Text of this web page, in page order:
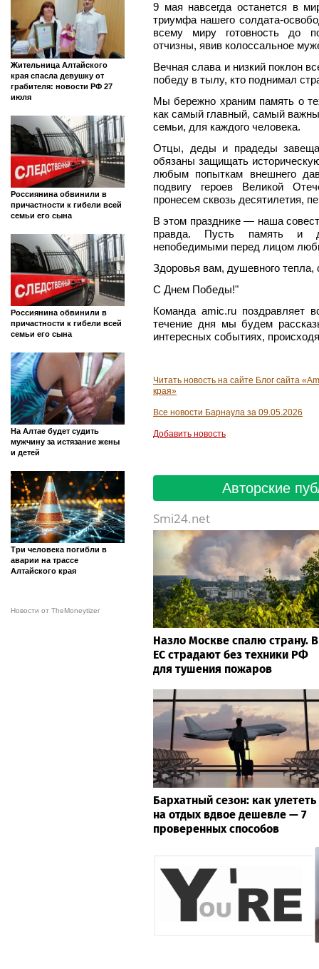
Жительница Алтайского
края спасла девушку от
грабителя: новости РФ 27
июля
Россиянина обвинили в
причастности к гибели всей
семьи его сына
Россиянина обвинили в
причастности к гибели всей
семьи его сына
На Алтае будет судить
мужчину за истязание жены
и детей
Три человека погибли в
аварии на трассе
Алтайского края
Новости от TheMoneytizer
9 мая навсегда останется в
триумфа нашего солдата-
всему миру готовность до
отчизны, явив колоссальное
Вечная слава и низкий поклон
победу в тылу, кто поднимал
Мы бережно храним память о
как самый главный, самый
семьи, для каждого человека.
Отцы, деды и прадеды
обязаны защищать
любым попыткам внешнего
подвигу героев Великой
пронесем сквозь десятилетия,
В этом празднике — наша
правда. Пусть память и
непобедимыми перед лицом
Здоровья вам, душевного тепла,
С Днем Победы!"
Команда amic.ru поздравляет
течение дня мы будем
интересных событиях,
Читать новость на сайте Блог сайта
края»
Все новости Барнаула за 09.05.2026
Добавить новость
Авторские
Smi24.net
Назло Москве спалю страну. В
ЕС страдают без техники РФ
для тушения пожаров
Бархатный сезон: как улететь
на отдых вдвое дешевле — 7
проверенных способов